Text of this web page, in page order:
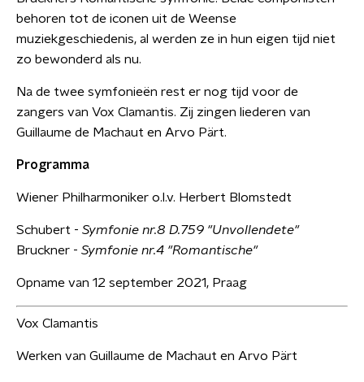
behoren tot de iconen uit de Weense
muziekgeschiedenis, al werden ze in hun eigen tijd niet
zo bewonderd als nu.
Na de twee symfonieën rest er nog tijd voor de
zangers van Vox Clamantis. Zij zingen liederen van
Guillaume de Machaut en Arvo Pärt.
Programma
Wiener Philharmoniker o.l.v. Herbert Blomstedt
Schubert - Symfonie nr.8 D.759 "Unvollendete"
Bruckner - Symfonie nr.4 "Romantische"
Opname van 12 september 2021, Praag
Vox Clamantis
Werken van Guillaume de Machaut en Arvo Pärt